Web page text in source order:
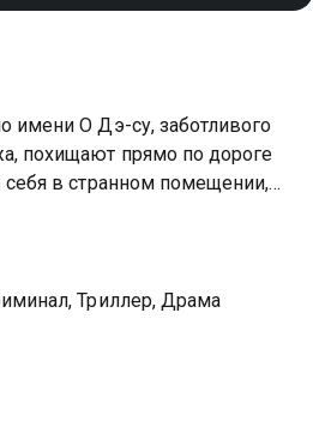
имени О Дэ-су, заботливого
похищают прямо по дороге
в странном помещении,
импровизированную
Триллер, Драма